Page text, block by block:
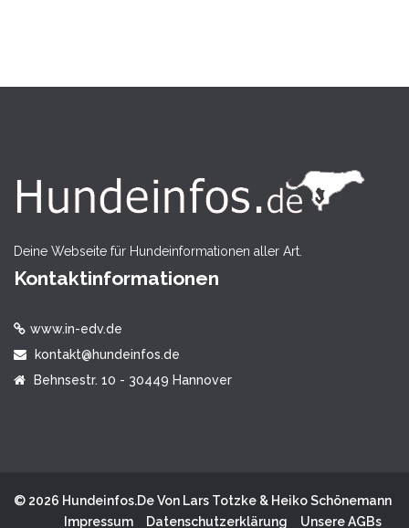
Deine Webseite für Hundeinformationen aller Art.
Kontaktinformationen
www.in-edv.de
kontakt@hundeinfos.de
Behnsestr. 10 - 30449 Hannover
© 2026 Hundeinfos.de Von Lars Totzke & Heiko Schönemann
Impressum
Datenschutzerklärung Unsere AGBs